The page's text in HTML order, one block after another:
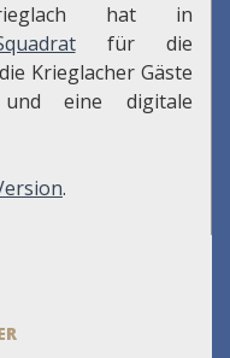
hat in
für die
Krieglacher Gäste
eine digitale
.